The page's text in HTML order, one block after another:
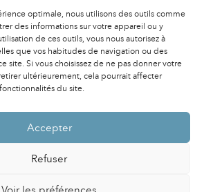
optimale, nous utilisons des outils comme
des informations sur votre appareil ou y
de ces outils, vous nous autorisez à
que vos habitudes de navigation ou des
site. Si vous choisissez de ne pas donner votre
ultérieurement, cela pourrait affecter
du site.
Accepter
Refuser
| AGENDA | ASSOCIATIONS
|
| ESPACE PRESSE